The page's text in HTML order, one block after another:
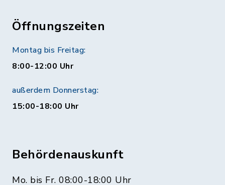
Öffnungszeiten
Montag bis Freitag:
8:00-12:00 Uhr
außerdem Donnerstag:
15:00-18:00 Uhr
Behördenauskunft
Mo. bis Fr. 08:00-18:00 Uhr